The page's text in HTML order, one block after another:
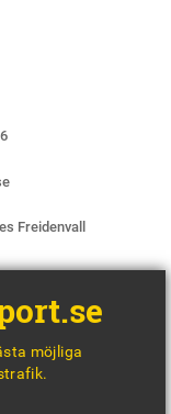
Freidenvall
möjliga